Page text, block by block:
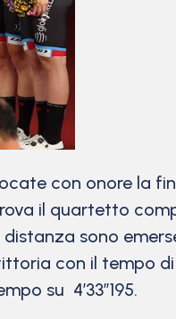
con onore la
il quartetto
sono
con il tempo di
su 4’33″195.